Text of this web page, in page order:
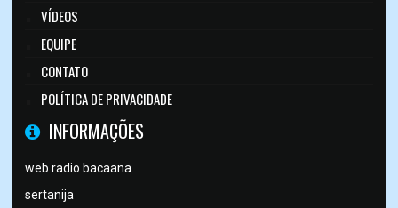
VÍDEOS
EQUIPE
CONTATO
POLÍTICA DE PRIVACIDADE
INFORMAÇÕES
web radio bacaana
sertanija